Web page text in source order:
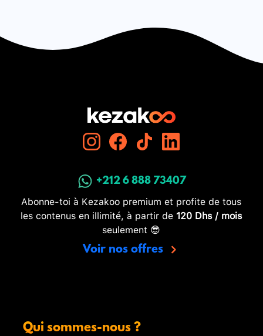
+212 6 888 73407
Abonne-toi à Kezakoo premium et profite de tous
les contenus en illimité, à partir de 120 Dhs / mois
seulement 😎
Voir nos offres
Qui sommes-nous ?